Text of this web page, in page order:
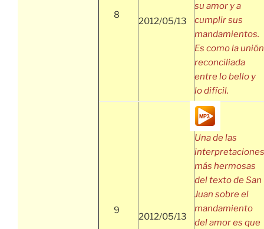
8
2012/05/13
su amor y a
cumplir sus
mandamientos.
Es como la unión
reconciliada
entre lo bello y
lo difícil.
9
2012/05/13
Una de las
interpretaciones
más hermosas
del texto de San
Juan sobre el
mandamiento
del amor es que